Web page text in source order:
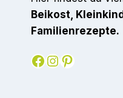
Beikost,
Familienrezepte.
Facebook
Instagram
Pinterest